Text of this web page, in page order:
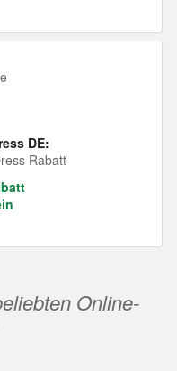
DE:
Rabatt
Online-